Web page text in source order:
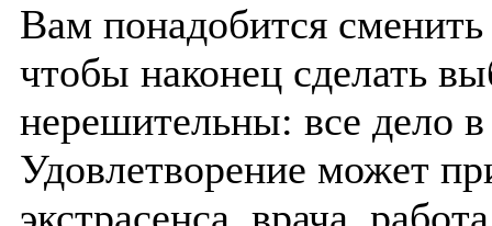
Вам понадобится сменить
чтобы наконец сделать
нерешительны: все дело
Удовлетворение может